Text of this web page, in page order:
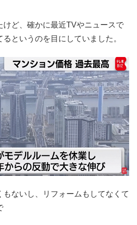
けど、確かに最近TVやニュースで
るというのを目にしていました。
もないし、リフォームもしてなくて